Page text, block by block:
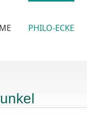
PHILO-ECKE